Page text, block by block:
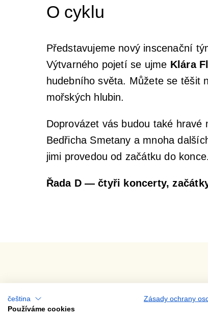
O cyklu
Představujeme nový inscenační
Výtvarného pojetí se ujme Klára
hudebního světa. Můžete se těšit
mořských hlubin.
Doprovázet vás budou také hravé
Bedřicha Smetany a mnoha
jimi provedou od začátku do konce.
Řada D — čtyři koncerty,
čeština
Zásady ochrany
Používáme cookies